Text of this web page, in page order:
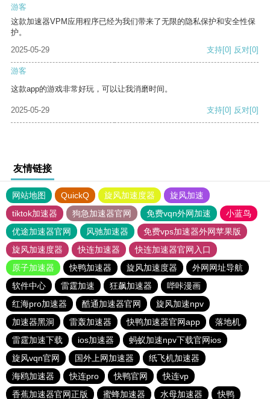
游客
这款加速器VPM应用程序已经为我们带来了无限的隐私保护和安全性保
护。
2025-05-29
支持[0] 反对[0]
游客
这款app的游戏非常好玩，可以让我消磨时间。
2025-05-29 支持[0] 反对[0]
友情链接
网站地图 QuickQ 旋风加速度器
旋风加速
tiktok加速器
狗急加速器官网 免费vqn外网加速
小蓝鸟
优途加速器官网
风驰加速器
免费vps加速器外网苹果版
旋风加速度器
快连加速器
快连加速器官网入口
原子加速器
快鸭加速器 旋风加速度器
外网网址导航
软件中心
雷霆加速 狂飙加速器
哔咔漫画
红海pro加速器
酷通加速器官网
旋风加速npv
加速器黑洞
雷轰加速器 快鸭加速器官网app
落地机
雷霆加速下载
ios加速器
蚂蚁加速npv下载官网ios
旋风vqn官网
国外上网加速器
纸飞机加速器
海鸥加速器
快连pro 快鸭官网
快连vp
香蕉加速器官网正版
蜜蜂加速器 水母加速器 快鸭